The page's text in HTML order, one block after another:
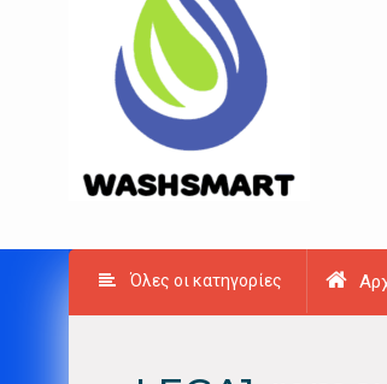
Όλες οι κατηγορίες